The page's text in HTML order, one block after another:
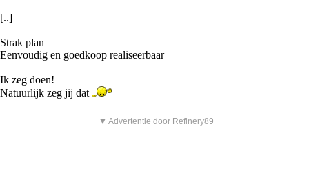
[..]
Strak plan
Eenvoudig en goedkoop realiseerbaar
Ik zeg doen!
Natuurlijk zeg jij dat
▼ Advertentie door Refinery89